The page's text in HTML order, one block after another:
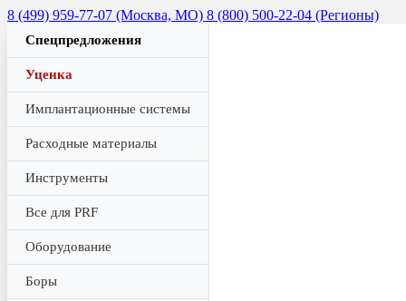
8 (499) 959-77-07 (Москва, МО) 8 (800) 500-22-04 (Регионы)
Спецпредложения
Уценка
Имплантационные системы
Расходные материалы
Инструменты
Все для PRF
Оборудование
Боры